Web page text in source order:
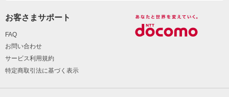
お客さまサポート
FAQ
お問い合わせ
サービス利用規約
特定商取引法に基づく表示